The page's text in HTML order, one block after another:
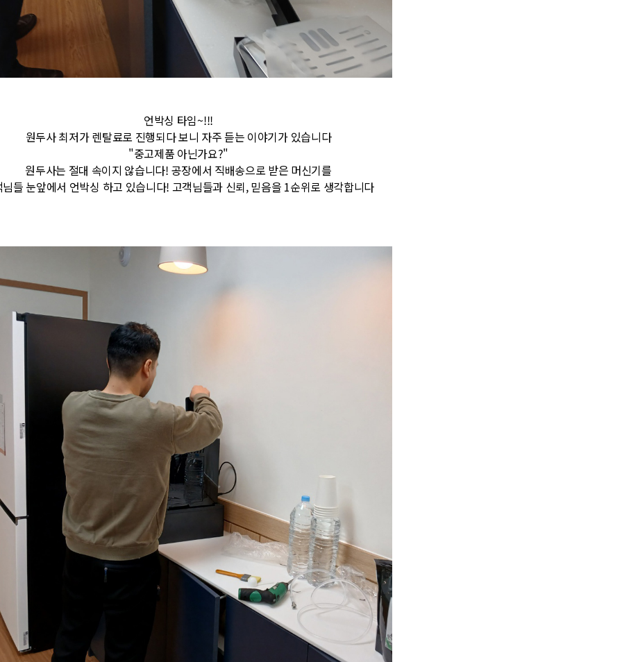
언박싱 타임~!!!
원두사 최저가 렌탈료로 진행되다 보니 자주 듣는 이야기가 있습니다
"중고제품 아닌가요?"
원두사는 절대 속이지 않습니다! 공장에서 직배송으로 받은 머신기를
들 눈앞에서 언박싱 하고 있습니다! 고객님들과 신뢰, 믿음을 1순위로 생각합니다